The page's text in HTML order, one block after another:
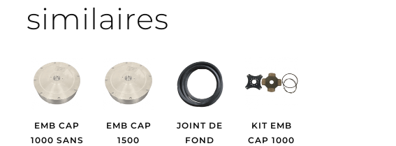
similaires
EMB CAP
1000 SANS
EMB CAP
1500
JOINT DE
FOND
KIT EMB
CAP 1000